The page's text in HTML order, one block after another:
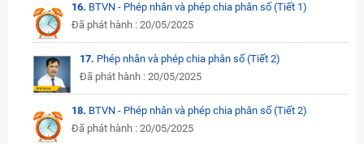
16. BTVN - Phép nhân và phép chia phân số (Tiết 1)
Đã phát hành : 20/05/2025
17. Phép nhân và phép chia phân số (Tiết 2)
Đã phát hành : 20/05/2025
18. BTVN - Phép nhân và phép chia phân số (Tiết 2)
Đã phát hành : 20/05/2025